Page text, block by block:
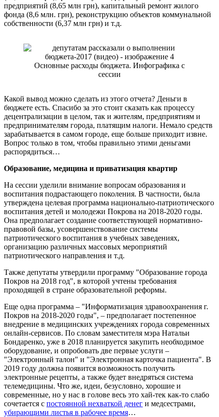
предприятий (8,65 млн грн), капитальный ремонт жилого
фонда (8,6 млн. грн), реконструкцию объектов коммунальной
собственности (6,37 млн грн) и т.д.
Основные расходы бюджета. Инфографика с
сессии
Какой вывод можно сделать из этого отчета? Деньги в
бюджете есть. Спасибо за это стоит сказать как процессу
децентрализации в целом, так и жителям, предприятиям и
предпринимателям города, платящим налоги. Немало средств
зарабатывается в самом городе, еще больше приходит извне.
Вопрос только в том, чтобы правильно этими деньгами
распорядиться…
Образование, медицина и приватизация квартир
На сессии уделили внимание вопросам образования и
воспитания подрастающего поколения. В частности, была
утверждена целевая программа национально-патриотического
воспитания детей и молодежи Покрова на 2018-2020 годы.
Она предполагает создание соответствующей нормативно-
правовой базы, усовершенствование системы
патриотического воспитания в учебных заведениях,
организацию различных массовых мероприятий
патриотического направления и т.д.
Также депутаты утвердили программу "Образование города
Покров на 2018 год", в которой учтены требования
проходящей в стране образовательной реформы.
Еще одна программа – "Информатизация здравоохранения г.
Покров на 2018-2020 годы", – предполагает постепенное
внедрение в медицинских учреждениях города современных
онлайн-сервисов. По словам заместителя мэра Натальи
Бондаренко, уже в 2018 планируется закупить необходимое
оборудование, и опробовать две первые услуги –
"Электронный талон" и "Электронная карточка пациента". В
2019 году должна появится возможность получить
электронные рецепты, а также будет внедряться система
телемедицины. Что же, идеи, безусловно, хорошие и
современные, но у нас в голове весь это хай-тек как-то слабо
сочетается с постоянной нехваткой денег и медсестрами,
убирающими листья в рабочее время…